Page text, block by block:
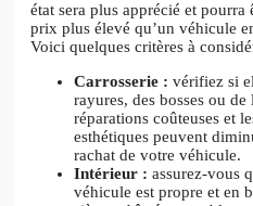
état sera plus apprécié et pourra
prix plus élevé qu’un véhicule
Voici quelques critères à
Carrosserie : vérifiez si
rayures, des bosses ou
réparations coûteuses et
esthétiques peuvent
rachat de votre véhicule.
Intérieur : assurez-vous
véhicule est propre et en